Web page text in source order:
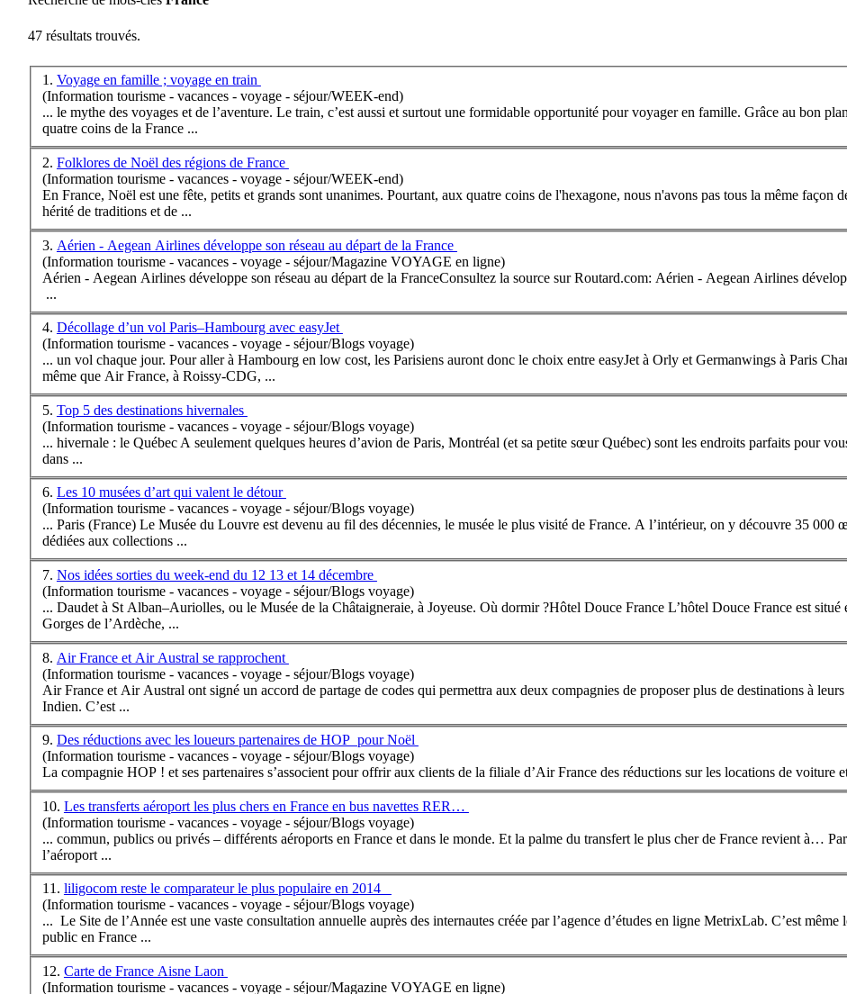
47 résultats trouvés.
1. Voyage en famille ; voyage en train
(Information tourisme - vacances - voyage - séjour/WEEK-end)
... le mythe des voyages et de l’aventure. Le train, c’est aussi et surtout une formidable opportunité pour voyager en famille. Grâce au bon
quatre coins de la France...
2. Folklores de Noël des régions de France
(Information tourisme - vacances - voyage - séjour/WEEK-end)
En France, Noël est une fête, petits et grands sont unanimes. Pourtant, aux quatre coins de l'hexagone, nous n'avons pas tous la même façon
hérité de traditions et de ...
3. Aérien - Aegean Airlines développe son réseau au départ de la France
(Information tourisme - vacances - voyage - séjour/Magazine VOYAGE en ligne)
Aérien - Aegean Airlines développe son réseau au départ de la FranceConsultez la source sur Routard.com: Aérien - Aegean Airlines
...
4. Décollage d’un vol Paris–Hambourg avec easyJet
(Information tourisme - vacances - voyage - séjour/Blogs voyage)
... un vol chaque jour. Pour aller à Hambourg en low cost, les Parisiens auront donc le choix entre easyJet à Orly et Germanwings à Paris
même que AirFrance, à Roissy-CDG, ...
5. Top 5 des destinations hivernales
(Information tourisme - vacances - voyage - séjour/Blogs voyage)
... hivernale : le Québec A seulement quelques heures d’avion de Paris, Montréal (et sa petite sœur Québec) sont les endroits parfaits pour
dans ...
6. Les 10 musées d’art qui valent le détour
(Information tourisme - vacances - voyage - séjour/Blogs voyage)
... Paris (France) Le Musée du Louvre est devenu au fil des décennies, le musée le plus visité de France. A l’intérieur, on y découvre 35 000
dédiées aux collections ...
7. Nos idées sorties du week-end du 12 13 et 14 décembre
(Information tourisme - vacances - voyage - séjour/Blogs voyage)
... Daudet à St Alban–Auriolles, ou le Musée de la Châtaigneraie, à Joyeuse. Où dormir ?Hôtel Douce FranceL’hôtel Douce Franceest situé
Gorges de l’Ardèche, ...
8. Air France et Air Austral se rapprochent
(Information tourisme - vacances - voyage - séjour/Blogs voyage)
AirFranceet Air Austral ont signé un accord de partage de codes qui permettra aux deux compagnies de proposer plus de destinations à
Indien. C’est ...
9. Des réductions avec les loueurs partenaires de HOP pour Noël
(Information tourisme - vacances - voyage - séjour/Blogs voyage)
La compagnie HOP ! et ses partenaires s’associent pour offrir aux clients de la filiale d’AirFrancedes réductions sur les locations de voiture
10. Les transferts aéroport les plus chers en France en bus navettes RER…
(Information tourisme - vacances - voyage - séjour/Blogs voyage)
... commun, publics ou privés – différents aéroports en Franceet dans le monde. Et la palme du transfert le plus cher de Francerevient à…
l’aéroport ...
11. liligocom reste le comparateur le plus populaire en 2014
(Information tourisme - vacances - voyage - séjour/Blogs voyage)
... Le Site de l’Année est une vaste consultation annuelle auprès des internautes créée par l’agence d’études en ligne MetrixLab. C’est
public en France...
12. Carte de France Aisne Laon
(Information tourisme - vacances - voyage - séjour/Magazine VOYAGE en ligne)